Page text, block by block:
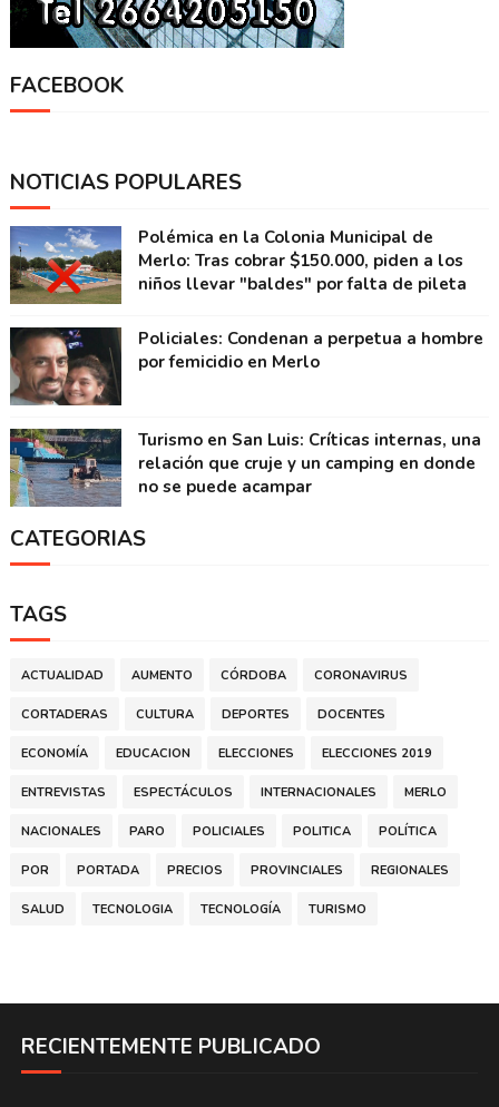
FACEBOOK
NOTICIAS POPULARES
Polémica en la Colonia Municipal de
Merlo: Tras cobrar $150.000, piden a los
niños llevar "baldes" por falta de pileta
Policiales: Condenan a perpetua a hombre
por femicidio en Merlo
Turismo en San Luis: Críticas internas, una
relación que cruje y un camping en donde
no se puede acampar
CATEGORIAS
TAGS
ACTUALIDAD AUMENTO CÓRDOBA CORONAVIRUS
CORTADERAS CULTURA DEPORTES DOCENTES
ECONOMÍA EDUCACION ELECCIONES ELECCIONES 2019
ENTREVISTAS ESPECTÁCULOS INTERNACIONALES MERLO
NACIONALES PARO POLICIALES POLITICA POLÍTICA
POR PORTADA PRECIOS PROVINCIALES REGIONALES
SALUD TECNOLOGIA TECNOLOGÍA TURISMO
RECIENTEMENTE PUBLICADO